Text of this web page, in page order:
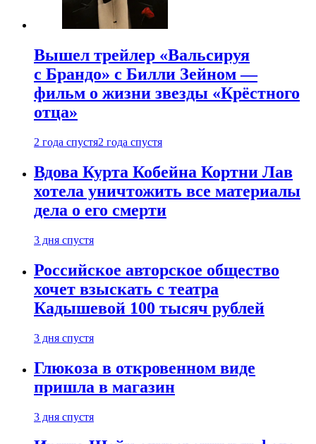
Вышел трейлер «Вальсируя
с Брандо» с Билли Зейном —
фильм о жизни звезды «Крёстного
отца»
2 года спустя2 года спустя
Вдова Курта Кобейна Кортни Лав
хотела уничтожить все материалы
дела о его смерти
3 дня спустя
Российское авторское общество
хочет взыскать с театра
Кадышевой 100 тысяч рублей
3 дня спустя
Глюкоза в откровенном виде
пришла в магазин
3 дня спустя